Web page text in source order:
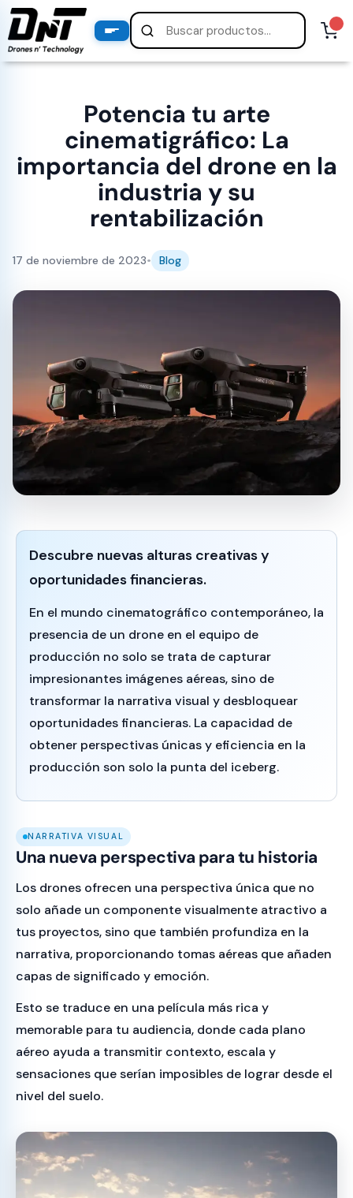
Potencia tu arte
cinematigráfico: La
importancia del drone en la
industria y su
rentabilización
17 de noviembre de 2023• Blog
Descubre nuevas alturas creativas y
oportunidades financieras.
En el mundo cinematográfico contemporáneo, la
presencia de un drone en el equipo de
producción no solo se trata de capturar
impresionantes imágenes aéreas, sino de
transformar la narrativa visual y desbloquear
oportunidades financieras. La capacidad de
obtener perspectivas únicas y eficiencia en la
producción son solo la punta del iceberg.
NARRATIVA VISUAL
Una nueva perspectiva para tu historia
Los drones ofrecen una perspectiva única que no
solo añade un componente visualmente atractivo a
tus proyectos, sino que también profundiza en la
narrativa, proporcionando tomas aéreas que añaden
capas de significado y emoción.
Esto se traduce en una película más rica y
memorable para tu audiencia, donde cada plano
aéreo ayuda a transmitir contexto, escala y
sensaciones que serían imposibles de lograr desde el
nivel del suelo.
PRODUCTOS
productos destacados